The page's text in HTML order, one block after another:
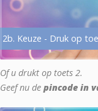
2b. Keuze - Druk op
Of u drukt op toets 2.
Geef nu de pincode in